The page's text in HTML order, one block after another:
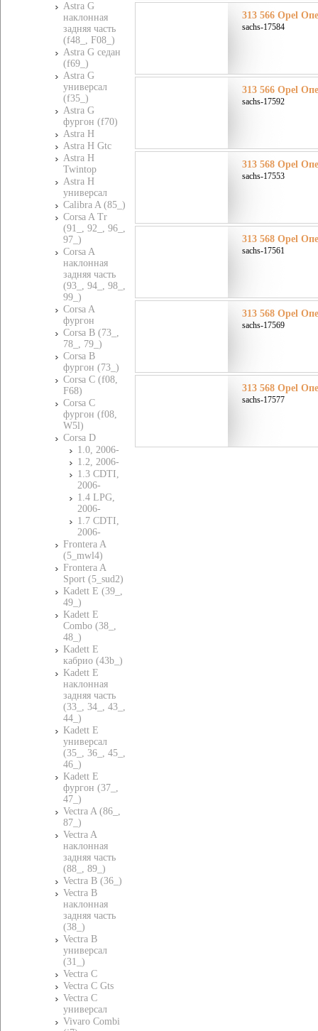
Astra G
наклонная
задняя часть
(f48_, F08_)
Astra G седан
(f69_)
Astra G
универсал
(f35_)
Astra G
фургон (f70)
Astra H
Astra H Gtc
Astra H
Twintop
Astra H
универсал
Calibra A (85_)
Corsa A Tr
(91_, 92_, 96_,
97_)
Corsa A
наклонная
задняя часть
(93_, 94_, 98_,
99_)
Corsa A
фургон
Corsa B (73_,
78_, 79_)
Corsa B
фургон (73_)
Corsa C (f08,
F68)
Corsa C
фургон (f08,
W5l)
Corsa D
1.0, 2006-
1.2, 2006-
1.3 CDTI,
2006-
1.4 LPG,
2006-
1.7 CDTI,
2006-
Frontera A
(5_mwl4)
Frontera A
Sport (5_sud2)
Kadett E (39_,
49_)
Kadett E
Combo (38_,
48_)
Kadett E
кабрио (43b_)
Kadett E
наклонная
задняя часть
(33_, 34_, 43_,
44_)
Kadett E
универсал
(35_, 36_, 45_,
46_)
Kadett E
фургон (37_,
47_)
Vectra A (86_,
87_)
Vectra A
наклонная
задняя часть
(88_, 89_)
Vectra B (36_)
Vectra B
наклонная
задняя часть
(38_)
Vectra B
универсал
(31_)
Vectra C
Vectra C Gts
Vectra C
универсал
Vivaro Combi
313 566 Opel
sachs-17584
313 566 Opel
sachs-17592
313 568 Opel
sachs-17553
313 568 Opel
sachs-17561
313 568 Opel
sachs-17569
313 568 Opel
sachs-17577